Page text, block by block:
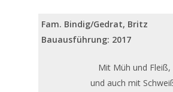
Fam. Bindig/Gedrat, Britz
Bauausführung: 2017
Mit Müh und Fleiß,
und auch mit